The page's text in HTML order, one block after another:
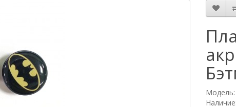
Модель: